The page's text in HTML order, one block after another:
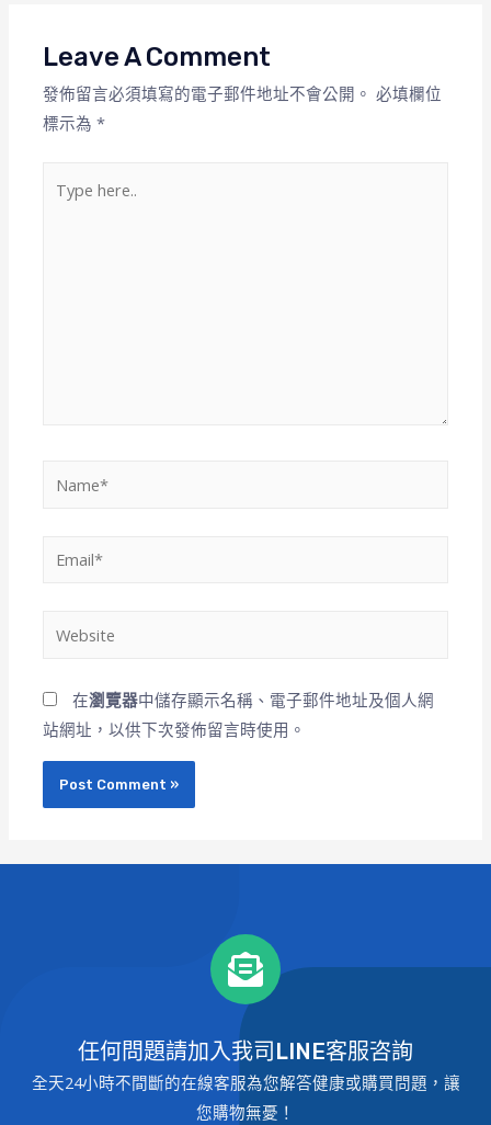
Leave A Comment
發佈留言必須填寫的電子郵件地址不會公開。 必填欄位
標示為*
在瀏覽器中儲存顯示名稱、電子郵件地址及個人網
站網址，以供下次發佈留言時使用。
任何問題請加入我司LINE客服咨詢
全天24小時不間斷的在線客服為您解答健康或購買問題，讓
您購物無憂！